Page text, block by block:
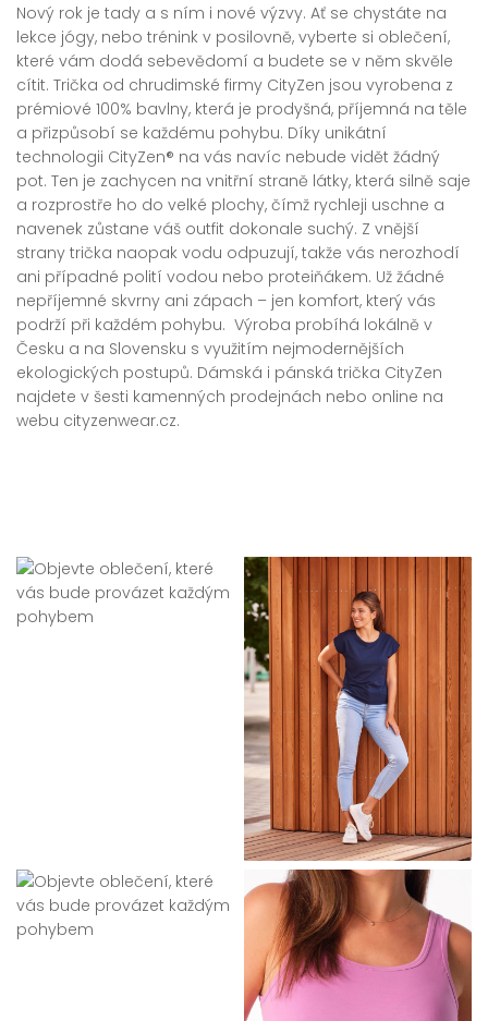
Nový rok je tady a s ním i nové výzvy. Ať se chystáte na
lekce jógy, nebo trénink v posilovně, vyberte si oblečení,
které vám dodá sebevědomí a budete se v něm skvěle
cítit. Trička od chrudimské firmy CityZen jsou vyrobena z
prémiové 100% bavlny, která je prodyšná, příjemná na těle
a přizpůsobí se každému pohybu. Díky unikátní
technologii CityZen® na vás navíc nebude vidět žádný
pot. Ten je zachycen na vnitřní straně látky, která silně saje
a rozprostře ho do velké plochy, čímž rychleji uschne a
navenek zůstane váš outfit dokonale suchý. Z vnější
strany trička naopak vodu odpuzují, takže vás nerozhodí
ani případné polití vodou nebo proteiňákem. Už žádné
nepříjemné skvrny ani zápach – jen komfort, který vás
podrží při každém pohybu. Výroba probíhá lokálně v
Česku a na Slovensku s využitím nejmodernějších
ekologických postupů. Dámská i pánská trička CityZen
najdete v šesti kamenných prodejnách nebo online na
webu cityzenwear.cz.